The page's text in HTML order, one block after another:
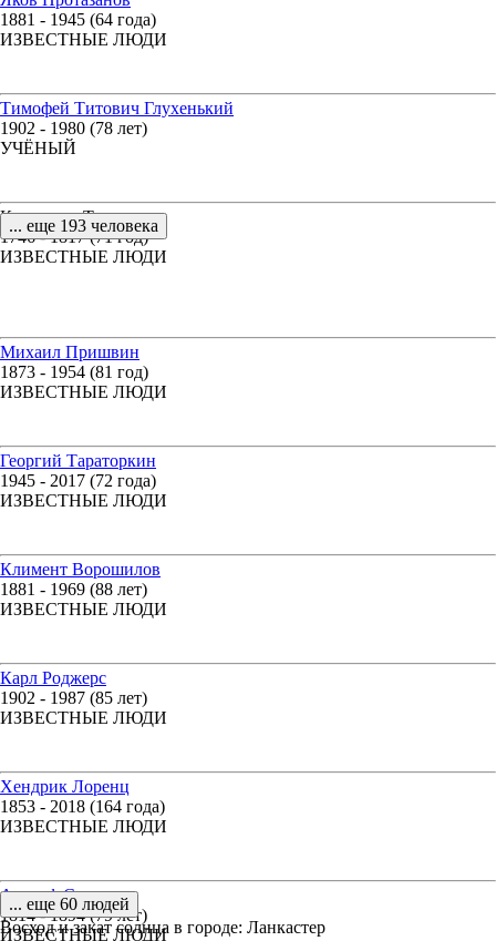
1881 - 1945 (64 года)
ИЗВЕСТНЫЕ ЛЮДИ
Тимофей Титович Глухенький
1902 - 1980 (78 лет)
УЧЁНЫЙ
Костюшко Тадеуш
1746 - 1817 (71 год)
ИЗВЕСТНЫЕ ЛЮДИ
... еще 193 человека
Михаил Пришвин
1873 - 1954 (81 год)
ИЗВЕСТНЫЕ ЛЮДИ
Георгий Тараторкин
1945 - 2017 (72 года)
ИЗВЕСТНЫЕ ЛЮДИ
Климент Ворошилов
1881 - 1969 (88 лет)
ИЗВЕСТНЫЕ ЛЮДИ
Карл Роджерс
1902 - 1987 (85 лет)
ИЗВЕСТНЫЕ ЛЮДИ
Хендрик Лоренц
1853 - 2018 (164 года)
ИЗВЕСТНЫЕ ЛЮДИ
Адольф Сакс
1814 - 1894 (79 лет)
ИЗВЕСТНЫЕ ЛЮДИ
... еще 60 людей
Восход и закат солнца в городе: Ланкастер